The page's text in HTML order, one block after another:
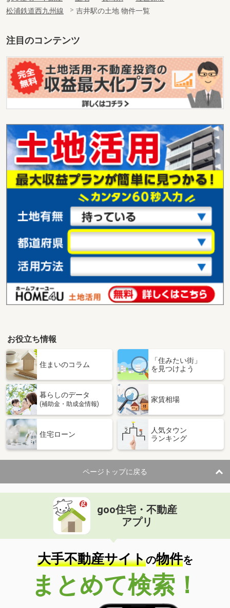
松浦鉄道西九州線
吉井駅の土地 物件一覧
注目のコンテンツ
お役立ち情報
住まいのコラム
「住みたい街」
を見つけよう
暮らしのデータ
(補助金・助成金情報)
家賃相場
住宅ローン
人気タウン
ランキング
ページトップに戻る
goo住宅・不動産
アプリ
大手不動産サイトの物件を
まとめて検索！